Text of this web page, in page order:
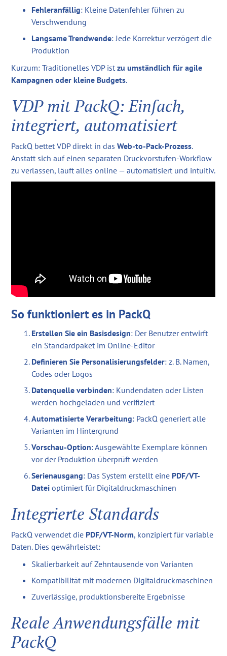
Fehleranfällig: Kleine Datenfehler führen zu
Verschwendung
Langsame Trendwende: Jede Korrektur verzögert die
Produktion
Kurzum: Traditionelles VDP istzu umständlich für agile
Kampagnen oder kleine Budgets.
VDP mit PackQ: Einfach,
integriert, automatisiert
PackQ bettet VDP direkt in dasWeb-to-Pack-Prozess.
Anstatt sich auf einen separaten Druckvorstufen-Workflow
zu verlassen, läuft alles online — automatisiert und intuitiv.
So funktioniert es in PackQ
Erstellen Sie ein Basisdesign: Der Benutzer entwirft
ein Standardpaket im Online-Editor
Definieren Sie Personalisierungsfelder: z. B. Namen,
Codes oder Logos
Datenquelle verbinden: Kundendaten oder Listen
werden hochgeladen und verifiziert
Automatisierte Verarbeitung: PackQ generiert alle
Varianten im Hintergrund
Vorschau-Option: Ausgewählte Exemplare können
vor der Produktion überprüft werden
Serienausgang: Das System erstellt eine PDF/VT-
Datei optimiert für Digitaldruckmaschinen
Integrierte Standards
PackQ verwendet die PDF/VT-Norm, konzipiert für variable
Daten. Dies gewährleistet:
Skalierbarkeit auf Zehntausende von Varianten
Kompatibilität mit modernen Digitaldruckmaschinen
Zuverlässige, produktionsbereite Ergebnisse
Reale Anwendungsfälle mit
PackQ